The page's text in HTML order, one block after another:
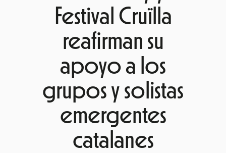
Festival Cruïlla
reafirman su
apoyo a los
grupos y solistas
emergentes
catalanes